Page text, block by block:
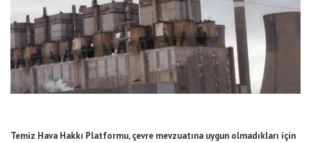
Temiz Hava Hakkı Platformu, çevre mevzuatına uygun olmadıkları için